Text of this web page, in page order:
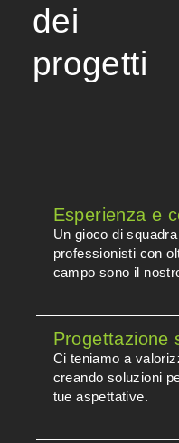
dei
progetti
Esperienza e
Un gioco di
professionisti con
campo sono il
Progettazione
Ci teniamo a
creando soluzioni
tue aspettative.